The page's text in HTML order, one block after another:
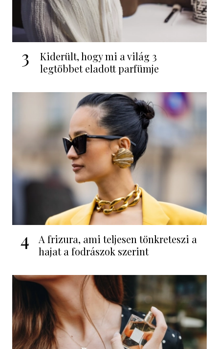
3
Kiderült, hogy mi a világ 3
legtöbbet eladott parfümje
4
A frizura, ami teljesen tönkreteszi a
hajat a fodrászok szerint